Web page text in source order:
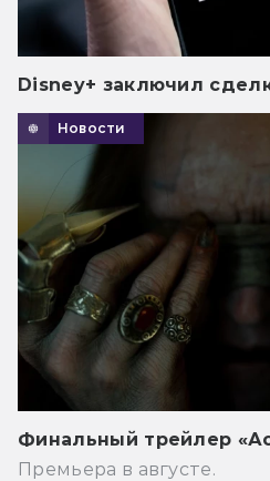
Disney+ заключил
Новости
Финальный трейлер
Премьера в августе.